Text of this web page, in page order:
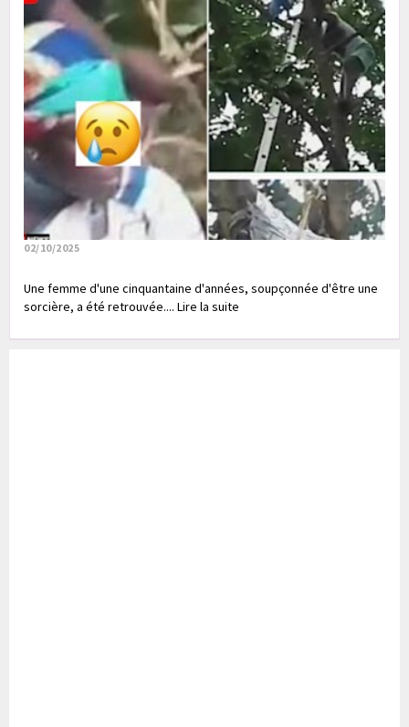
02/10/2025
Une femme d'une cinquantaine d'années, soupçonnée d'être une
sorcière, a été retrouvée.... Lire la suite